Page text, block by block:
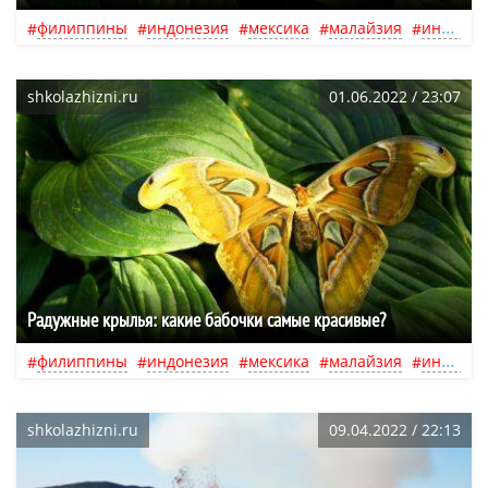
филиппины индонезия мексика малайзия индия
shkolazhizni.ru 01.06.2022 / 23:07
Радужные крылья: какие бабочки самые красивые?
филиппины индонезия мексика малайзия индия
shkolazhizni.ru 09.04.2022 / 22:13